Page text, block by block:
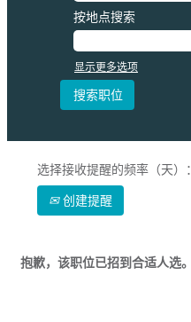
按地点搜索
显示更多选项
选择接收提醒的频率（天）：
创建提醒
抱歉，该职位已招到合适人选。